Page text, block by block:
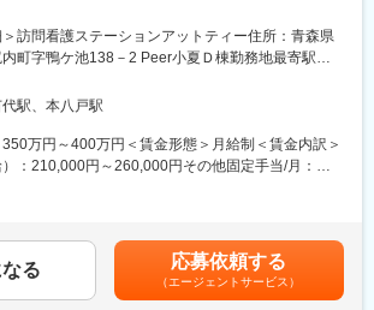
動車）使用します。
が発生します。（月5～8回程度）
：
形労働時間制を導入しています。（1週間の平均労
）
設。在宅患者さんや施設入居者さんへ訪問し、医
ています。また、理学療法士も在籍し、看護とリハ
ケアを実施しております。
＞訪問看護ステーションアットティー住所：青森県
138－2 Peer小夏Ｄ棟勤務地最寄駅：
戸駅受動喫煙対策：屋内全面禁煙変更の範囲：無
駅、本八戸駅
350万円～400万円＜賃金形態＞月給制＜賃金内訳＞
：210,000円～260,000円その他固定手当/月：
～5,000円（過去実績）記載金額は選考を通じて上
があります。月給(月額)は固定手当を含みます。
る 応募依頼する
（エージェントサービス）